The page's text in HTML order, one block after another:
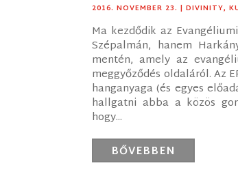
2016. NOVEMBER 23. |DIVINITY,
Ma kezdődik az
Szépalmán, hanem
mentén, amely az
meggyőződés oldaláról. Az
hanganyaga (és egyes
hallgatni abba a közös
hogy...
BŐVEBBEN